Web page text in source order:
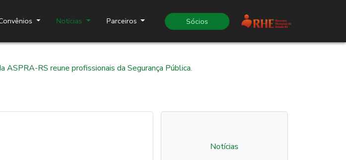
Notícias Parceiros Sócios
ASPRA-RS reune profissionais da Segurança Pública.
Notícias